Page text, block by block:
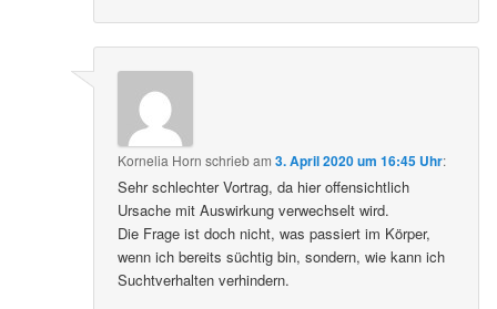
Kornelia Horn schriebam3. April 2020 um 16:45 Uhr:
Sehr schlechter Vortrag, da hier offensichtlich
Ursache mit Auswirkung verwechselt wird.
Die Frage ist doch nicht, was passiert im Körper,
wenn ich bereits süchtig bin, sondern, wie kann ich
Suchtverhalten verhindern.